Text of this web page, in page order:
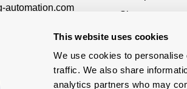
This website uses cookies
We use cookies to
traffic. We also share
analytics partners who may
automation.com
Sistemas
Serviços
Vamos
Distribuidores